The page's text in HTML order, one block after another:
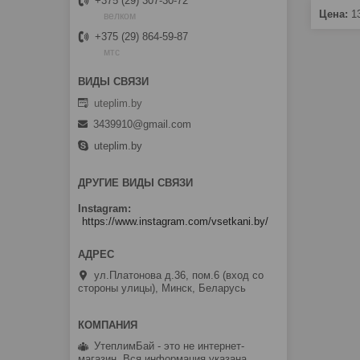
Цена:
велком
+375 (29) 864-59-87
мтс
uteplim.by
3439910@gmail.com
uteplim.by
ДРУГИЕ ВИДЫ СВЯЗИ
Instagram
https://www.instagram.com/vsetkani.by/
ул.Платонова д.36, пом.6 (вход со
стороны улицы), Минск, Беларусь
УтеплимБай - это не интернет-